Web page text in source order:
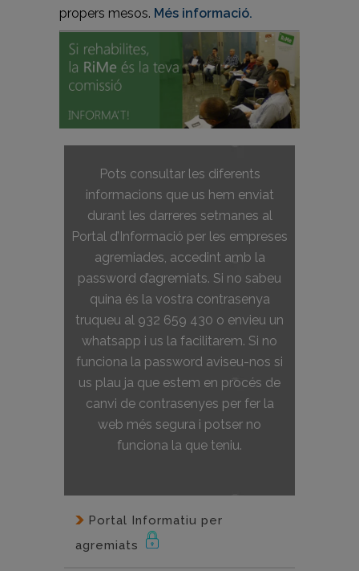
propers mesos. Més informació.
Pots consultar les diferents
informacions que us hem enviat
durant les darreres setmanes al
Portal d’Informació per les empreses
agremiades, accedint amb la
password d’agremiats. Si no sabeu
quina és la vostra contrasenya
truqueu al 932 659 430 o envieu un
whatsapp i us la facilitarem. Si no
funciona la password aviseu-nos si
us plau ja que estem en procés de
canvi de contrasenyes per fer la
web més segura i potser no
funciona la que teniu.
Portal Informatiu per
agremiats